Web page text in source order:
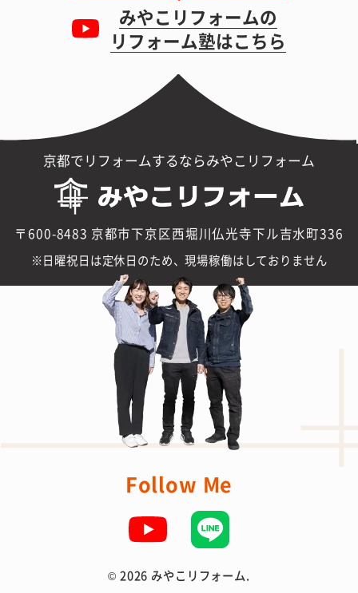
みやこリフォームの
リフォーム塾はこちら
京都でリフォームするならみやこリフォーム
〒600-8483 京都市下京区西堀川仏光寺下ル吉水町336
日曜祝日は定休日のため、現場稼働はしておりません
Follow Me
© 2026 みやこリフォーム.